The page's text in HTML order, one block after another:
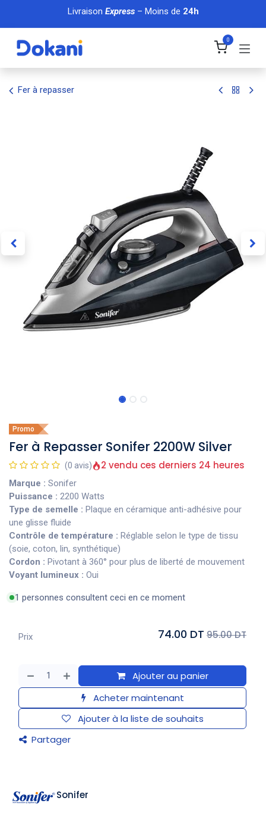
Se rendre au contenu
Livraison Express– Moins de 24h
0
Fer à repasser
Promo
Fer à Repasser Sonifer 2200W Silver
(0 avis) 2 vendu ces derniers 24 heures
Marque : Sonifer
Puissance : 2200 Watts
Type de semelle : Plaque en céramique anti-adhésive pour
une glisse fluide
Contrôle de température : Réglable selon le type de tissu
(soie, coton, lin, synthétique)
Cordon : Pivotant à 360° pour plus de liberté de mouvement
Voyant lumineux : Oui
1 personnes consultent ceci en ce moment
Ajouter au panier
Acheter maintenant
Ajouter à la liste de souhaits
Partager
Prix 74.00 DT 95.00 DT
Sonifer